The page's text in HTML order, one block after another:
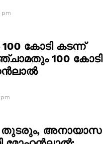
pm
കോടി കടന്ന്
100 കോടി
തുടരും, അനായാസ